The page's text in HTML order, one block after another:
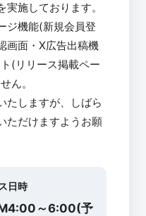
施しております。
ジ機能(新規会員登
画面・X広告出稿機
(リリース掲載ペー
ん。
たしますが、しばら
ただけますようお願
日時
～6:00(予